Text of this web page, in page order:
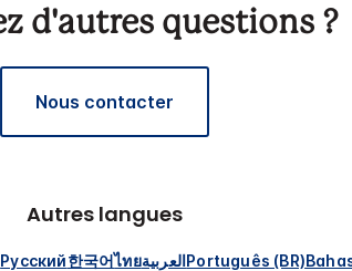
d'autres questions ?
Nous contacter
Autres langues
Русский한국어ไทยالعربيةPortuguês (BR)